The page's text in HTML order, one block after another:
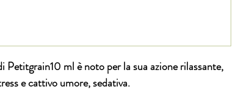
Petitgrain10 ml è noto per la sua azione rilassante,
e cattivo umore, sedativa.